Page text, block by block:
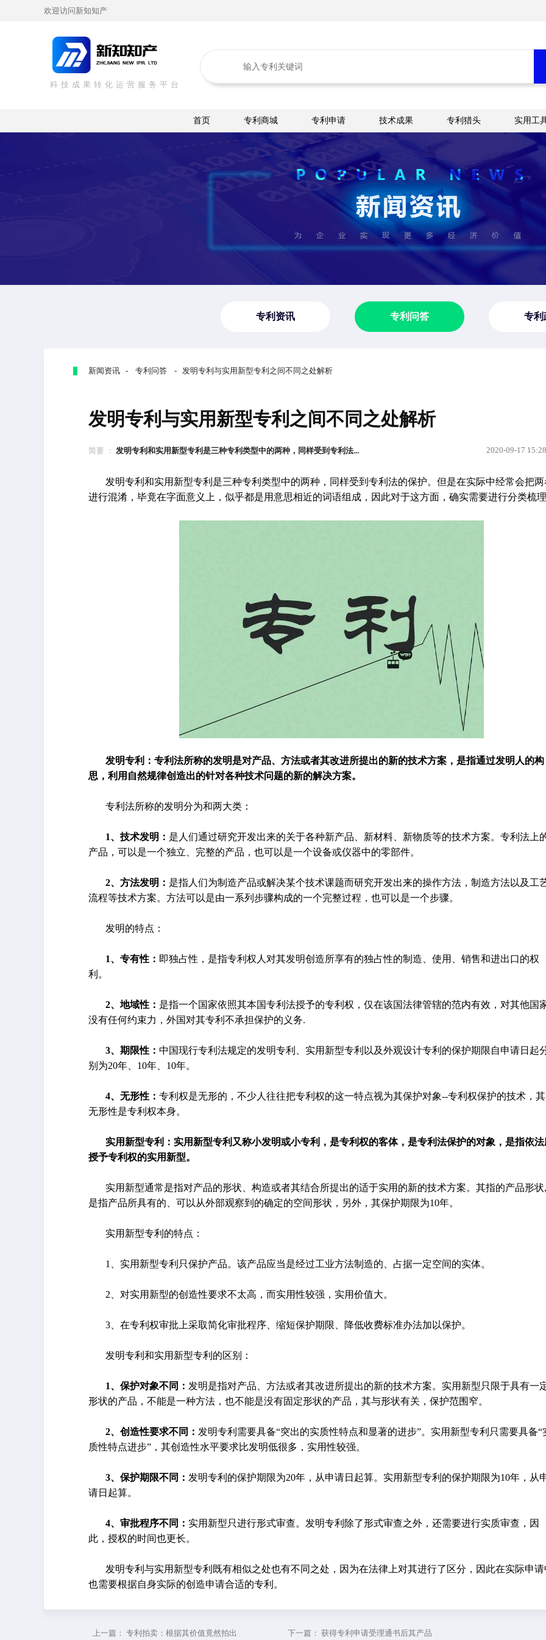
欢迎访问新知知产
科技成果转化运营服务平台
首页 专利商城 专利申请 技术成果 专利猎头 实用工
专利资讯 专利问答 专利
新闻资讯 - 专利问答 - 发明专利与实用新型专利之间不同之处解析
发明专利与实用新型专利之间不同之处解析
简要 ： 发明专利和实用新型专利是三种专利类型中的两种，同样受到专利法... 2020-09-17
发明专利和实用新型专利是三种专利类型中的两种，同样受到专利法的保护。但是在实际中经常会把两
进行混淆，毕竟在字面意义上，似乎都是用意思相近的词语组成，因此对于这方面，确实需要进行分类梳理
发明专利：专利法所称的发明是对产品、方法或者其改进所提出的新的技术方案，是指通过发明人的构
思，利用自然规律创造出的针对各种技术问题的新的解决方案。
专利法所称的发明分为和两大类：
1、技术发明： 是人们通过研究开发出来的关于各种新产品、新材料、新物质等的技术方案。专利法上
产品，可以是一个独立、完整的产品，也可以是一个设备或仪器中的零部件。
2、方法发明： 是指人们为制造产品或解决某个技术课题而研究开发出来的操作方法，制造方法以及工
流程等技术方案。方法可以是由一系列步骤构成的一个完整过程，也可以是一个步骤。
发明的特点：
1、专有性： 即独占性，是指专利权人对其发明创造所享有的独占性的制造、使用、销售和进出口的权
利。
2、地域性： 是指一个国家依照其本国专利法授予的专利权，仅在该国法律管辖的范内有效，对其他国
没有任何约束力，外国对其专利不承担保护的义务.
3、期限性： 中国现行专利法规定的发明专利、实用新型专利以及外观设计专利的保护期限自申请日起
别为20年、10年、10年。
4、无形性： 专利权是无形的，不少人往往把专利权的这一特点视为其保护对象--专利权保护的技术，
无形性是专利权本身。
实用新型专利：实用新型专利又称小发明或小专利，是专利权的客体，是专利法保护的对象，是指依法
授予专利权的实用新型。
实用新型通常是指对产品的形状、构造或者其结合所提出的适于实用的新的技术方案。其指的产品形状,
是指产品所具有的、可以从外部观察到的确定的空间形状，另外，其保护期限为10年。
实用新型专利的特点：
1、实用新型专利只保护产品。该产品应当是经过工业方法制造的、占据一定空间的实体。
2、对实用新型的创造性要求不太高，而实用性较强，实用价值大。
3、在专利权审批上采取简化审批程序、缩短保护期限、降低收费标准办法加以保护。
发明专利和实用新型专利的区别：
1、保护对象不同： 发明是指对产品、方法或者其改进所提出的新的技术方案。实用新型只限于具有一
形状的产品，不能是一种方法，也不能是没有固定形状的产品，其与形状有关，保护范围窄。
2、创造性要求不同： 发明专利需要具备“突出的实质性特点和显著的进步”。实用新型专利只需要具备“
质性特点进步”，其创造性水平要求比发明低很多，实用性较强。
3、保护期限不同： 发明专利的保护期限为20年，从申请日起算。实用新型专利的保护期限为10年，从
请日起算。
4、审批程序不同： 实用新型只进行形式审查。发明专利除了形式审查之外，还需要进行实质审查，因
此，授权的时间也更长。
发明专利与实用新型专利既有相似之处也有不同之处，因为在法律上对其进行了区分，因此在实际申请
也需要根据自身实际的创造申请合适的专利。
上一篇： 专利拍卖：根据其价值竟然拍出
下一篇： 获得专利申请受理通书后其产品